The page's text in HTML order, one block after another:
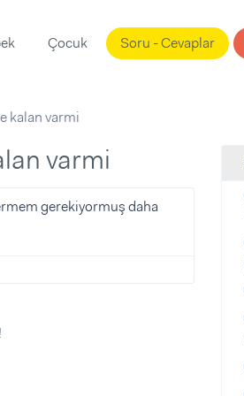
Çocuk Soru - Cevaplar
kalan varmi
varmi
gerekiyormuş daha